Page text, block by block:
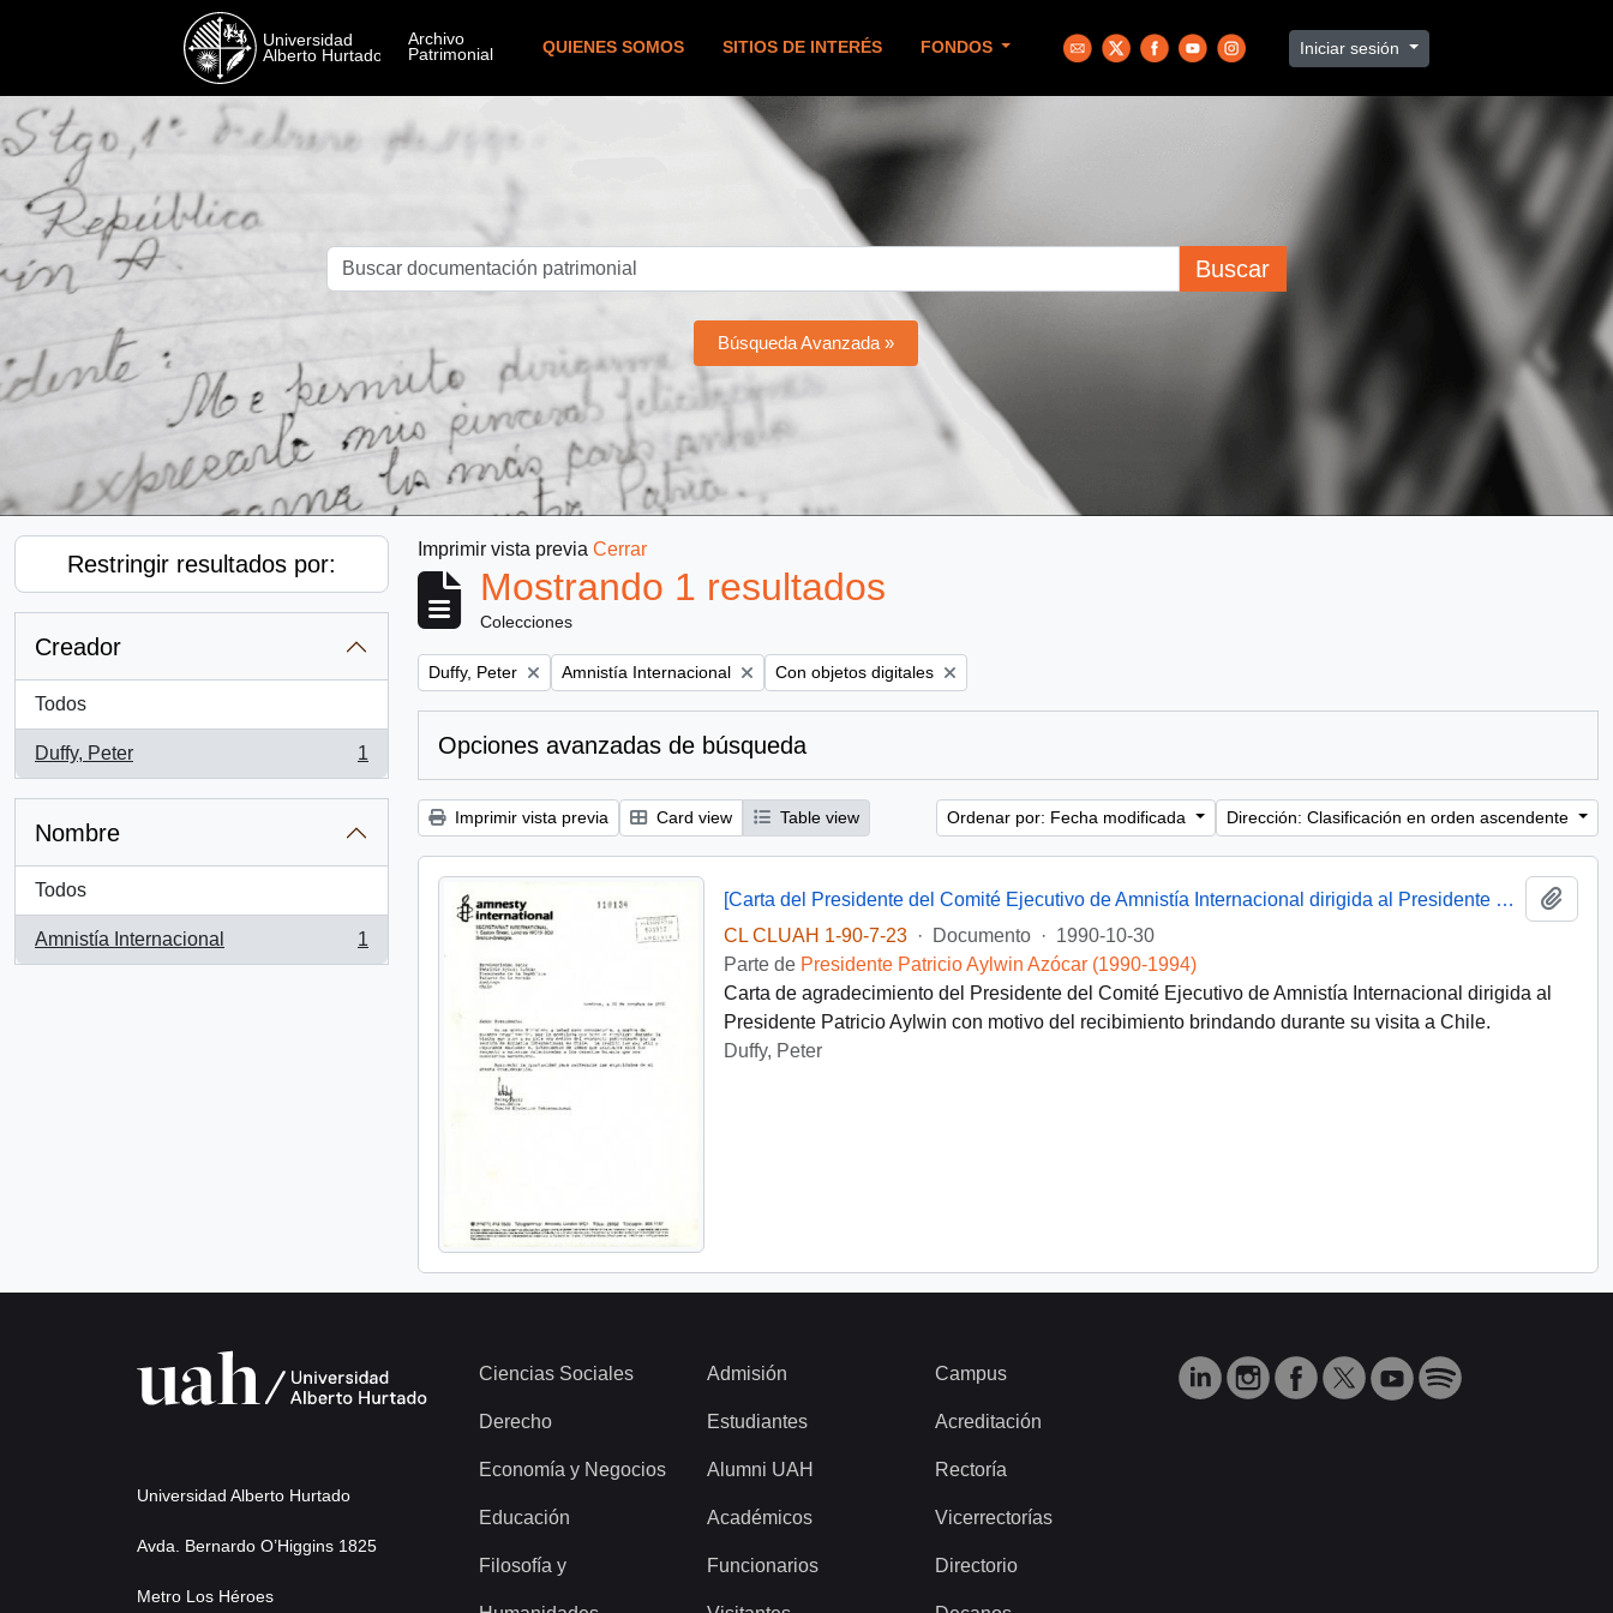
QUIENES SOMOS SITIOS DE INTERÉS FONDOS Iniciar sesión
Buscar
Búsqueda Avanzada »
Restringir resultados por:
Creador
Todos
Duffy, Peter
, 1 resultados
1
Nombre
Todos
Amnistía Internacional
, 1 resultados
1
Imprimir vista previa Cerrar
Mostrando 1 resultados
Colecciones
Remove filter:
Duffy, Peter Remove filter:
Amnistía Internacional Remove filter:
Con objetos digitales
Opciones avanzadas de búsqueda
Imprimir vista previa Card view Table view Ordenar por: Fecha modificada Dirección: Clasificación en orden ascendente
[Carta del Presidente del Comité Ejecutivo de Amnistía Internacional dirigida al Presidente Patricio Aylwin]
CL CLUAH 1-90-7-23
· Documento · 1990-10-30
Parte de Presidente Patricio Aylwin Azócar (1990-1994)
Carta de agradecimiento del Presidente del Comité Ejecutivo de Amnistía Internacional dirigida al
Presidente Patricio Aylwin con motivo del recibimiento brindando durante su visita a Chile.
Duffy, Peter
Universidad Alberto Hurtado
Avda. Bernardo O’Higgins 1825
Metro Los Héroes
Ciencias Sociales
Derecho
Economía y Negocios
Educación
Filosofía y
Admisión
Estudiantes
Alumni UAH
Académicos
Funcionarios
Campus
Acreditación
Rectoría
Vicerrectorías
Directorio